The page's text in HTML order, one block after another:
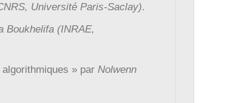
Université Paris-Saclay).
Boukhelifa (INRAE,
» par Nolwenn